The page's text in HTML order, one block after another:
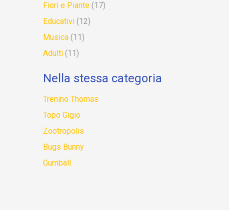
Fiori e Piante (17)
Educativi (12)
Musica (11)
Adulti (11)
Nella stessa categoria
Trenino Thomas
Topo Gigio
Zootropolis
Bugs Bunny
Gumball